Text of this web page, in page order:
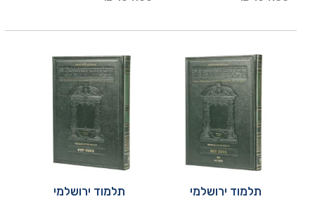
תלמוד ירושלמי
תלמוד ירושלמי